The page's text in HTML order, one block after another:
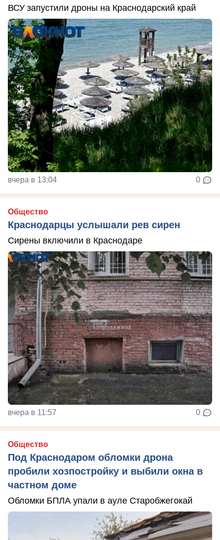
ВСУ запустили дроны на Краснодарский край
вчера в 13:04 0
Общество
Краснодарцы услышали рев сирен
Сирены включили в Краснодаре
вчера в 11:57 0
Общество
Под Краснодаром обломки дрона
пробили хозпостройку и выбили окна в
частном доме
Обломки БПЛА упали в ауле Старобжегокай